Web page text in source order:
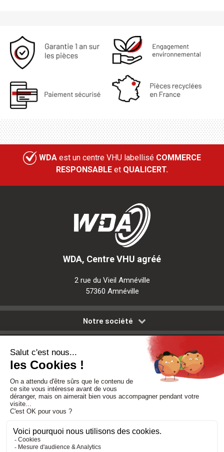
WDA est un centre VHU labellisé COMMERCE
RESPONSABLE et QUALICERT.
WDA, Centre VHU agréé
2 rue du Vieil Amnéville
57360 Amnéville
Notre société